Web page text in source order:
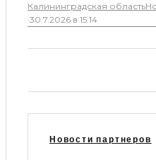
Калининградская область
·30.7.2026 в 15:14
Новости партнеров